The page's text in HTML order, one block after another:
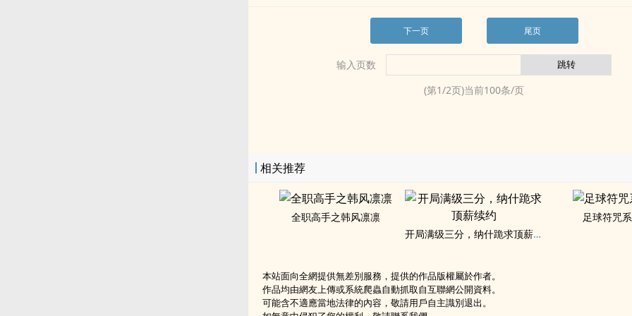
下一页 尾页
输入页数
(第1/2页)当前100条/页
相关推荐
全职高手之韩风凛凛
开局满级三分，纳什跪求顶薪续约
足球符咒
本站面向全網提供無差別服務，提供的作品版權屬於作者。
作品均由網友上傳或系統爬蟲自動抓取自互聯網公開資料。
可能含不適應當地法律的內容，敬請用戶自主識別退出。